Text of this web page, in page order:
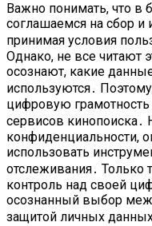
Важно понимать, что в
соглашаемся на сбор
принимая условия
Однако, не все читают
осознают, какие
используются․
цифровую
сервисов кинопоиска․
конфиденциальности,
использовать
отслеживания․
контроль над своей
осознанный выбор
защитой личных